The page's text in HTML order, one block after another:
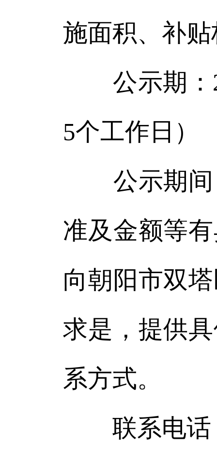
施面积、补
公示期：
5个工作日）
公示期间
准及金额等
向朝阳市双
求是，提供
系方式。
联系电话